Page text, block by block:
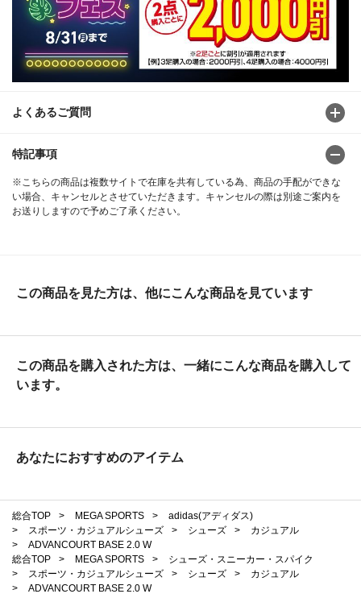
よくあるご質問
特記事項
※こちらの商品は複数サイトで在庫を共有している為、商品の手配ができな
い場合、キャンセルとさせていただきます。キャンセルの際は別途ご案内を
お送りしますので予めご了承ください。
この商品を見た方は、他にこんな商品を見ています
この商品を購入された方は、一緒にこんな商品を購入して
います。
あなたにおすすめのアイテム
総合TOP > MEGA SPORTS >
adidas(アディダス)
>
スポーツ・カジュアルシューズ > シューズ >
カジュアル
>
ADVANCOURT BASE 2.0 W
総合TOP
> MEGA SPORTS >
シューズ・スニーカー・スパイク
>
スポーツ・カジュアルシューズ > シューズ >
カジュアル
>
ADVANCOURT BASE 2.0 W